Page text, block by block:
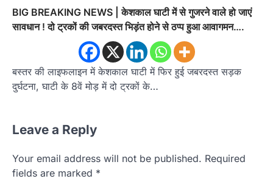
BIG BREAKING NEWS | केशकाल घाटी में से गुजरने वाले हो जाएं
सावधान ! दो ट्रकों की जबरदस्त भिड़ंत होने से ठप्प हुआ आवागमन….
बस्तर की लाइफलाइन में केशकाल घाटी में फिर हुई जबरदस्त सड़क
दुर्घटना, घाटी के 8वें मोड़ में दो ट्रकों के…
Leave a Reply
Your email address will not be published. Required
fields are marked *